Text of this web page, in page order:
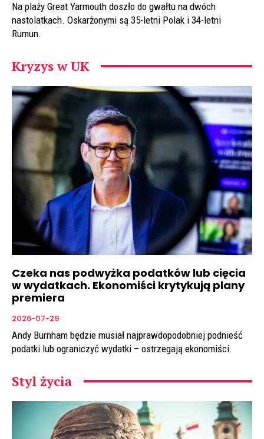
Na plaży Great Yarmouth doszło do gwałtu na dwóch
nastolatkach. Oskarżonymi są 35-letni Polak i 34-letni
Rumun.
Kryzys w UK
Czeka nas podwyżka podatków lub cięcia
w wydatkach. Ekonomiści krytykują plany
premiera
2026-07-29
Andy Burnham będzie musiał najprawdopodobniej podnieść
podatki lub ograniczyć wydatki – ostrzegają ekonomiści.
Styl życia